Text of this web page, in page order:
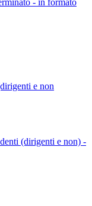
e non
(dirigenti e non) -